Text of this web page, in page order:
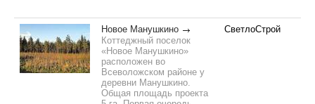
Новое Манушкино
Коттеджный поселок
«Новое Манушкино»
расположен во
Всеволожском районе у
деревни Манушкино.
Общая площадь проекта
СветлоСтрой